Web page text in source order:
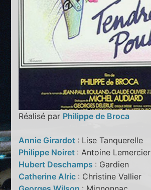
Réalisé par Philippe de Broca
Annie Girardot : Lise Tanquerelle
Philippe Noiret : Antoine Lemercier
Hubert Deschamps : Gardien
Catherine Alric : Christine Vallier